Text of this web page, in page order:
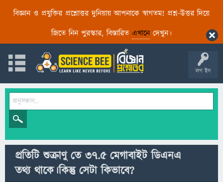
বিজ্ঞান ও প্রযুক্তির প্রশ্নোত্তর দুনিয়ায় আপনাকে স্বাগতম! প্রশ্ন-উত্তর দিয়ে
জিতে নিন পুরস্কার, বিস্তারিত এখানেদেখুন।
লগ ইন
প্রতিটি শুক্রাণু তে ৩৭.৫ মেগাবাইট ডিএনএ
তথ্য থাকে।কিন্তু সেটা কিভাবে?